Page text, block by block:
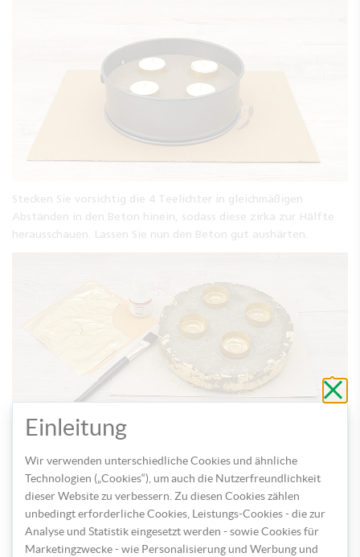
Stecken Sie vorsichtig die 4 Teelichter in gleichmäßigen
Abständen in den Beton hinein, sodass diese zirka zur Hälfte
herausschauen. Lassen Sie nun den Beton gut aushärten.
Anschließend entfernen Sie den Beton aus der Tortenform,
geben die Teelichter heraus und bemalen diese innen ebenso
mit goldener Farbe.
ohne
zu
Einleitung
Wir verwenden unterschiedliche Cookies und ähnliche
Technologien („Cookies“), um auch die Nutzerfreundlichkeit
dieser Website zu verbessern. Zu diesen Cookies zählen
unbedingt erforderliche Cookies, Leistungs-Cookies - die zur
Analyse und Statistik eingesetzt werden - sowie Cookies für
Marketingzwecke - wie Personalisierung und Werbung und